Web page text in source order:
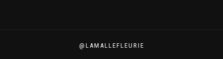
@LAMALLEFLEURIE